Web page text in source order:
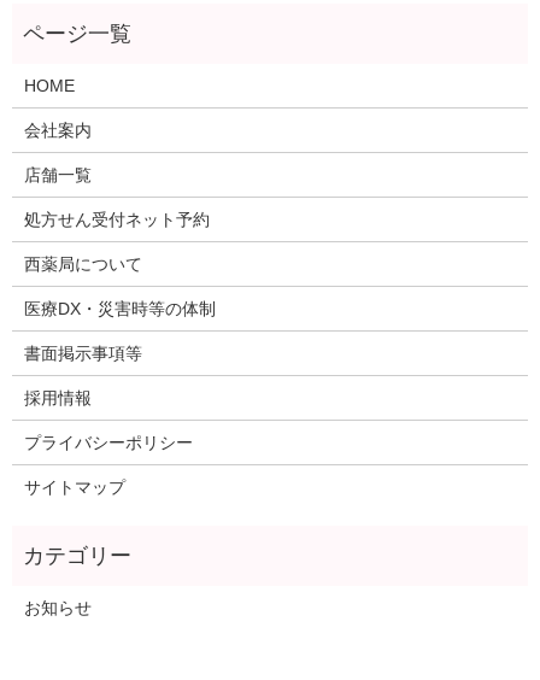
HOME
会社案内
店舗一覧
処方せん受付ネット予約
西薬局について
医療DX・災害時等の体制
書面掲示事項等
採用情報
プライバシーポリシー
サイトマップ
お知らせ